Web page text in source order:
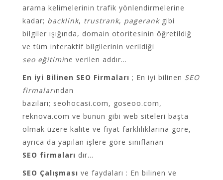
arama kelimelerinin trafik yönlendirmelerine
kadar; backlink, trustrank, pagerankgibi
bilgiler ışığında, domain otoritesinin öğretildiğ
ve tüm interaktif bilgilerinin verildiği
seo eğitimine verilen addır…
En iyi Bilinen SEO Firmaları ; En iyi bilinen SEO
firmalarından
bazıları; seohocasi.com, goseoo.com,
reknova.com ve bunun gibi web siteleri başta
olmak üzere kalite ve fiyat farklılıklarına göre,
ayrıca da yapılan işlere göre sınıflanan
SEO firmaları dır…
SEO Çalışması ve faydaları : En bilinen ve